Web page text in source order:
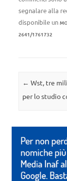
segnalare alla
disponibile un
2641/1761732
Navigazione
← Wst, tre
per lo studio